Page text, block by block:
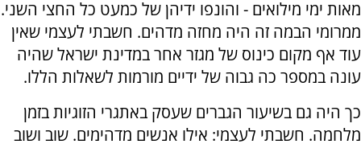
מאות ימי מילואים - והונפו ידיהן של כמעט כל החצי השני.
ממרומי הבמה זה היה מחזה מדהים. חשבתי לעצמי שאין
עוד אף מקום כינוס של מגזר אחר במדינת ישראל שהיה
עונה במספר כה גבוה של ידיים מורמות לשאלות הללו.
כך היה גם בשיעור הגברים שעסק באתגרי הזוגיות בזמן
מלחמה. חשבתי לעצמי: אילו אנשים מדהימים. שוב ושוב